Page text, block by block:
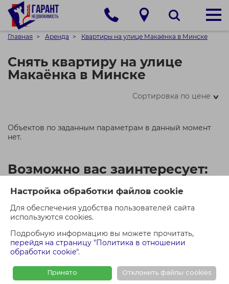
Настройка обработки файлов cookie
Для обеспечения удобства пользователей сайта
используются cookies.
Подробную информацию вы можете прочитать,
перейдя на страницу "Политика в отношении
обработки cookie".
Принято Отклонить файлы cookies
Главная Аренда Квартиры на улице Макаёнка в Минске
Снять квартиру на улице
Макаёнка в Минске
Сортировка по цене>
Объектов по заданным параметрам в данный момент
нет.
Возможно вас заинтересует: